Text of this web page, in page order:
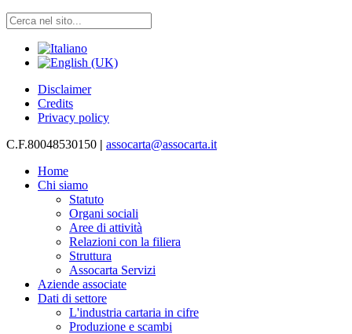
Disclaimer
Credits
Privacy policy
C.F.80048530150 | assocarta@assocarta.it
Home
Chi siamo
Statuto
Organi sociali
Aree di attività
Relazioni con la filiera
Struttura
Assocarta Servizi
Aziende associate
Dati di settore
L'industria cartaria in cifre
Produzione e scambi